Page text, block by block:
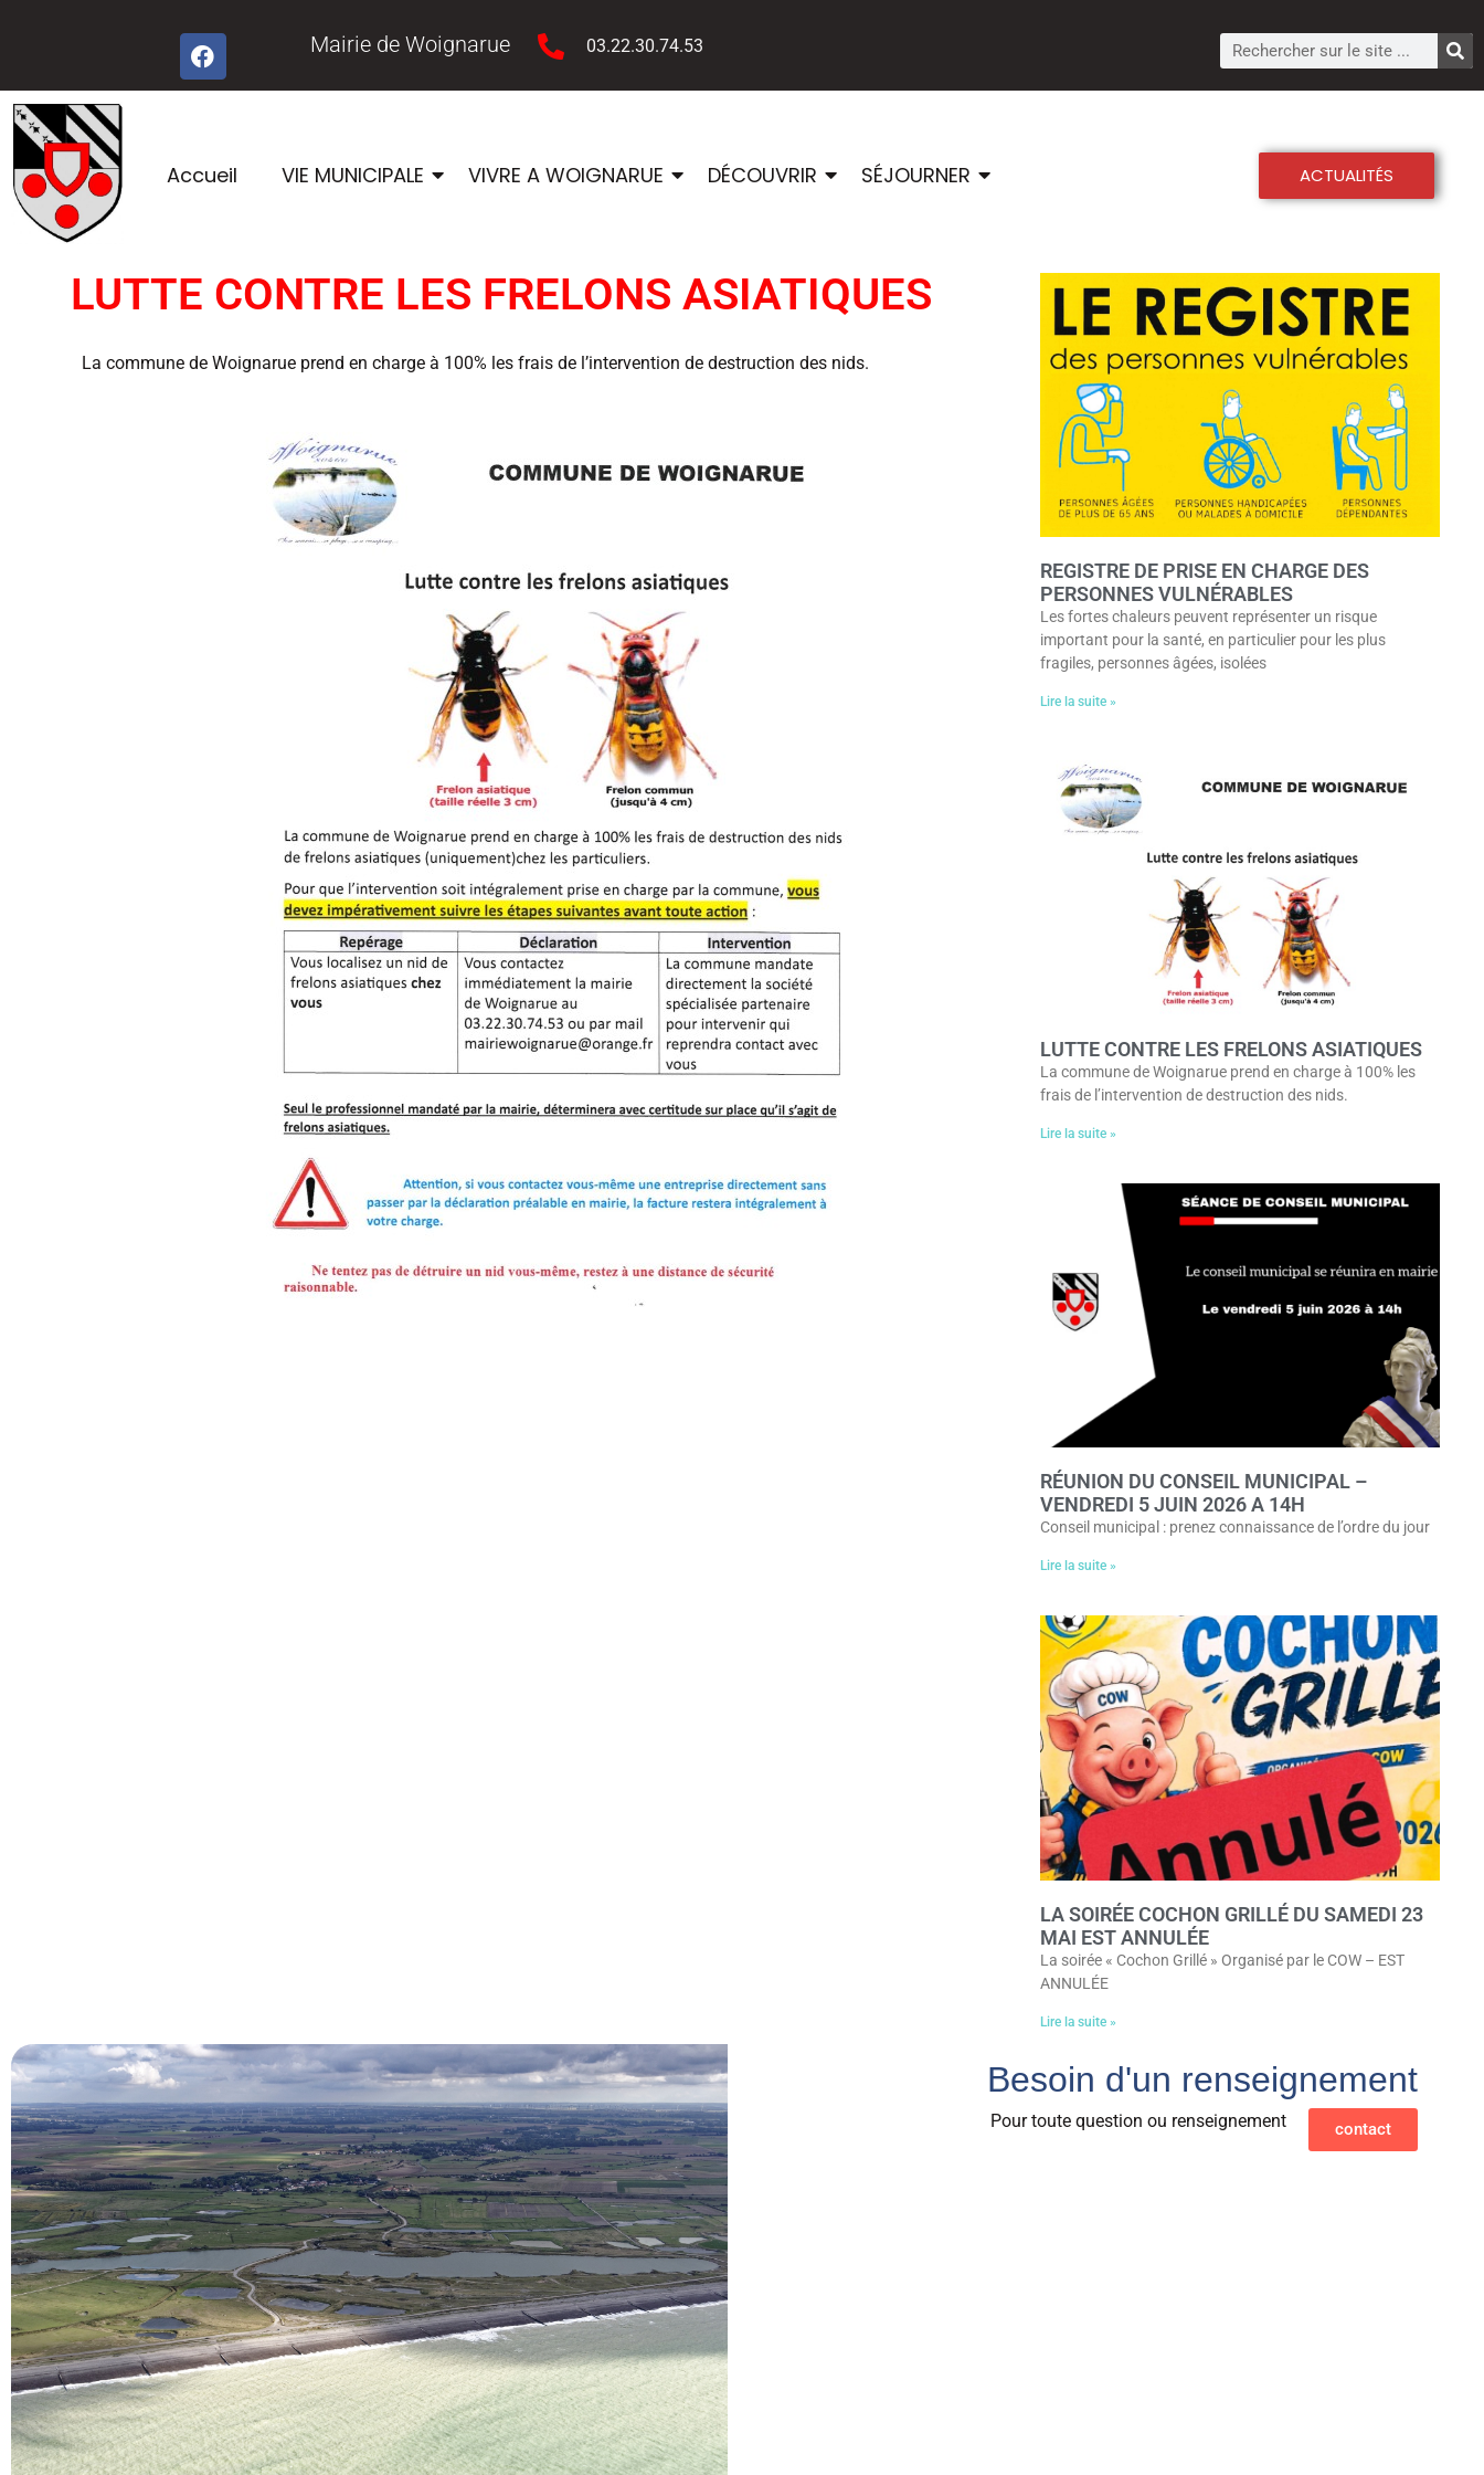
Mairie de Woignarue 03.22.30.74.53
Accueil VIE MUNICIPALE VIVRE A WOIGNARUE DÉCOUVRIR SÉJOURNER ACTUALITÉS
LUTTE CONTRE LES FRELONS ASIATIQUES
La commune de Woignarue prend en charge à 100% les frais de l’intervention de destruction des nids.
REGISTRE DE PRISE EN CHARGE DES
PERSONNES VULNÉRABLES
Les fortes chaleurs peuvent représenter un risque
important pour la santé, en particulier pour les plus
fragiles, personnes âgées, isolées
Lire la suite »
LUTTE CONTRE LES FRELONS ASIATIQUES
La commune de Woignarue prend en charge à 100% les
frais de l’intervention de destruction des nids.
Lire la suite »
RÉUNION DU CONSEIL MUNICIPAL –
VENDREDI 5 JUIN 2026 A 14H
Conseil municipal : prenez connaissance de l’ordre du jour
Lire la suite »
LA SOIRÉE COCHON GRILLÉ DU SAMEDI 23
MAI EST ANNULÉE
La soirée « Cochon Grillé » Organisé par le COW – EST
ANNULÉE
Lire la suite »
Besoin d'un renseignement
Pour toute question ou renseignement contact